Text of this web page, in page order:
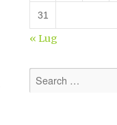
31
« Lug